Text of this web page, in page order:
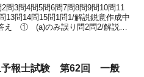
2問3問4問5問6問7問8問9問10問11
13問14問15問1問1/解説鋭意作成中
え ① (a)のみ誤り問2問2/解説鋭
予報士試験 第62回 一般